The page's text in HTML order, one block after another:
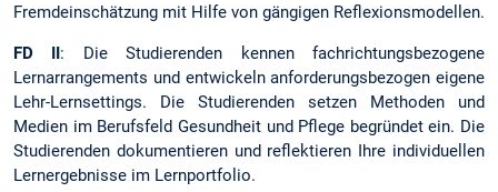
Fremdeinschätzung mit Hilfe von gängigen Reflexionsmodellen.
FD II : Die Studierenden kennen fachrichtungsbezogene
Lernarrangements und entwickeln anforderungsbezogen eigene
Lehr-Lernsettings. Die Studierenden setzen Methoden und
Medien im Berufsfeld Gesundheit und Pflege begründet ein. Die
Studierenden dokumentieren und reflektieren Ihre individuellen
Lernergebnisse im Lernportfolio.